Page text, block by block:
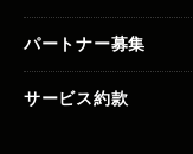
パートナー募集
サービス約款